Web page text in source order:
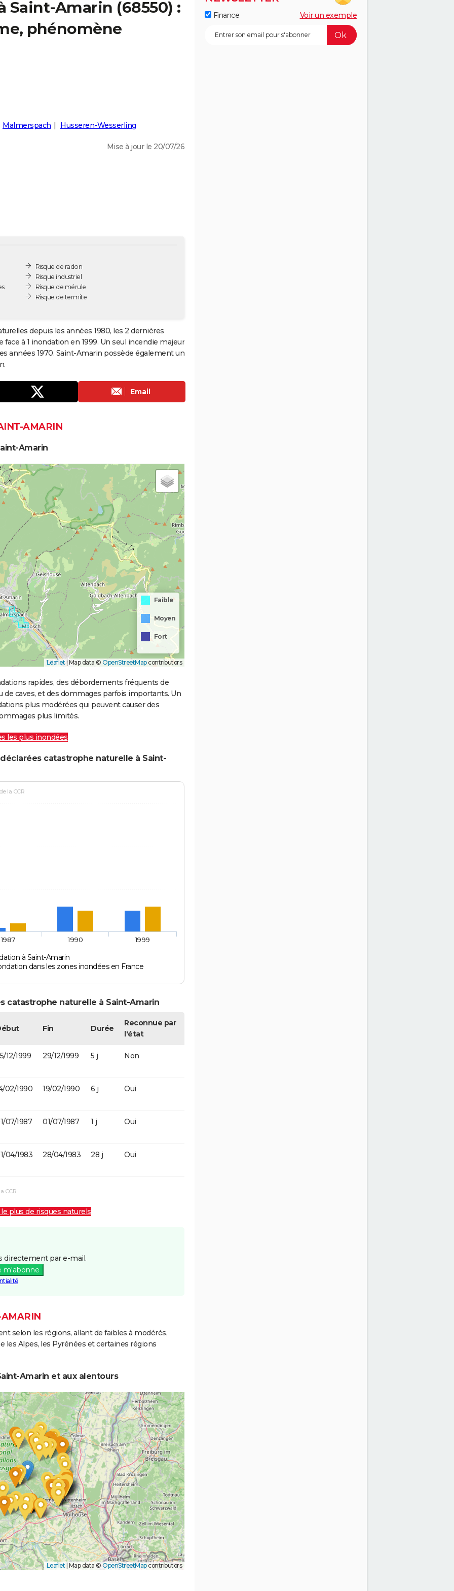
Saint-Amarin (68550) :
phénomène
Malmerspach Husseren-Wesserling
Mise à jour le 20/07/26
Risque de radon
Risque industriel
Risque de mérule
Risque de termite
depuis les années 1980, les 2 dernières
face à 1 inondation en 1999. Un seul incendie majeur
années 1970. Saint-Amarin possède également un
Email
AMARIN
Amarin
Faible
Moyen
Fort
Leaflet|Map data © OpenStreetMapcontributors
rapides, des débordements fréquents de
de caves, et des dommages parfois importants. Un
plus modérées qui peuvent causer des
plus limités.
les plus inondées
catastrophe naturelle à Saint-
la CCR
à Saint-Amarin
dans les zones inondées en France
1987 1990 1999
catastrophe naturelle à Saint-Amarin
Fin Durée
Reconnue par
l'état
12/1999 29/12/1999 5 j Non
02/1990 19/02/1990 6 j Oui
07/1987 01/07/1987 1 j Oui
04/1983 28/04/1983 28 j Oui
CCR
plus de risques naturels
directement par e-mail.
m'abonne
AMARIN
selon les régions, allant de faibles à modérés,
les Alpes, les Pyrénées et certaines régions
Amarin et aux alentours
Leaflet | Map data © OpenStreetMapcontributors
Finance Voir un exemple